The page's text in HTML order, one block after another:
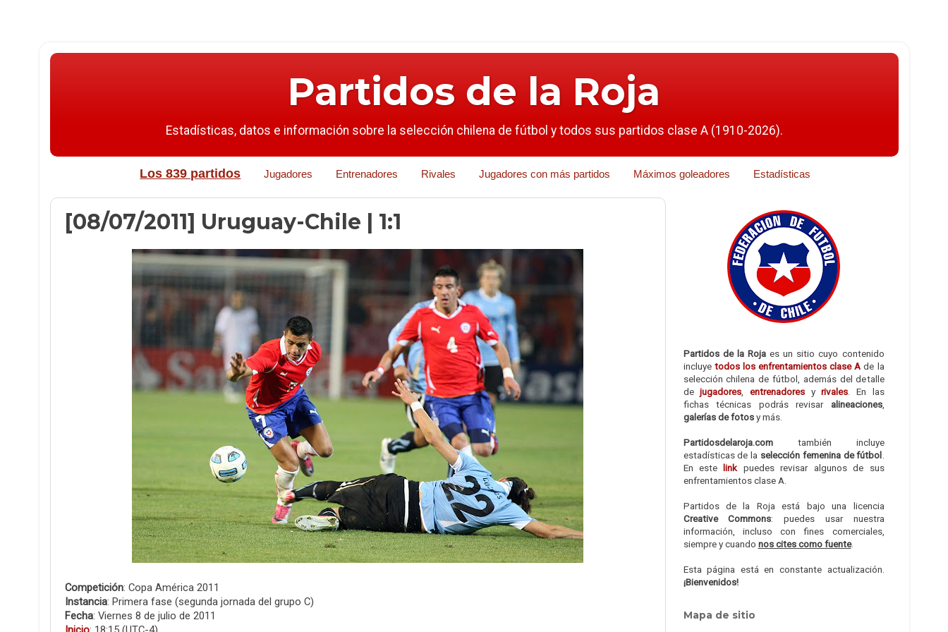
Partidos de la Roja
Estadísticas, datos e información sobre la selección chilena de fútbol y todos sus partidos clase A (1910-2026).
Los 839 partidos Jugadores Entrenadores Rivales Jugadores con más partidos Máximos goleadores Estadísticas
[08/07/2011] Uruguay-Chile | 1:1
Competición: Copa América 2011
Instancia: Primera fase (segunda jornada del grupo C)
Fecha: Viernes 8 de julio de 2011
Partidos de la Rojaes un sitio cuyo contenido
incluye todos los enfrentamientos clase A de la
selección chilena de fútbol, además del detalle
dejugadores entrenadoresyrivales . En las
fichas técnicas podrás revisar alineaciones,
galerías de fotosy más.
Partidosdelaroja.comtambién incluye
estadísticas de la selección femenina de fútbol
En este link puedes revisar algunos de sus
enfrentamientos clase A.
Partidos de la Roja está bajo una licencia
Creative Commons: puedes usar nuestra
información, incluso con fines comerciales,
siempre y cuando nos cites como fuente.
Esta página está en constante actualización.
¡Bienvenidos!
Mapa de sitio